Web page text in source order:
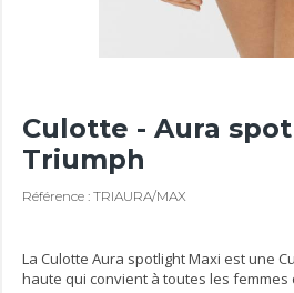
Culotte - Aura
Triumph
Référence : TRIAURA/MAX
La Culotte Aura spotlight Maxi est une
haute qui convient à toutes les femmes